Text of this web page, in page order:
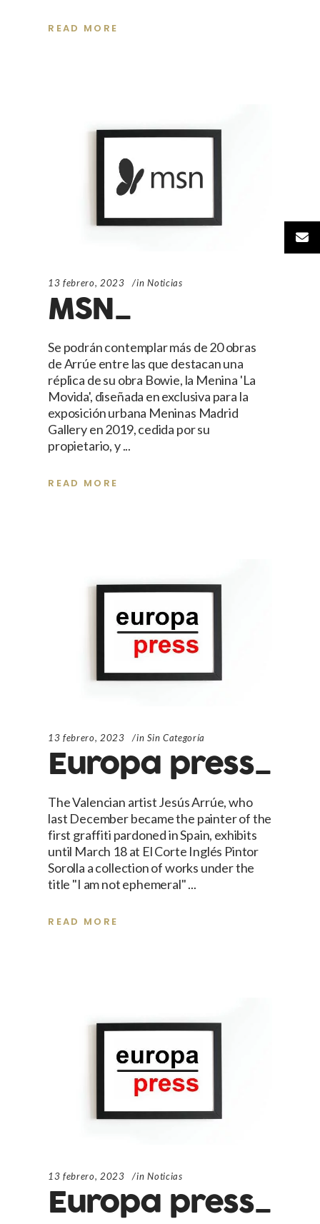
READ MORE
13 febrero, 2023 in Noticias
MSN_
Se podrán contemplar más de 20 obras
de Arrúe entre las que destacan una
réplica de su obra Bowie, la Menina 'La
Movida', diseñada en exclusiva para la
exposición urbana Meninas Madrid
Gallery en 2019, cedida por su
propietario, y
READ MORE
13 febrero, 2023 in Sin Categoría
Europa press_
The Valencian artist Jesús Arrúe, who
last December became the painter of the
first graffiti pardoned in Spain, exhibits
until March 18 at El Corte Inglés Pintor
Sorolla a collection of works under the
title "I am not ephemeral"
READ MORE
13 febrero, 2023 in Noticias
Europa press_